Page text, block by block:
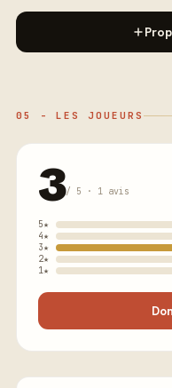
05 - LES JOUEURS
3/ 5 · 1 avis
5★
4★
3★
2★
1★